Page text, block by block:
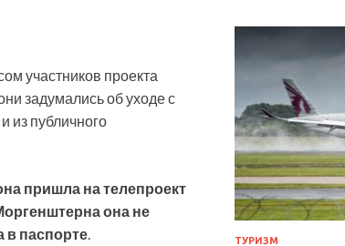
участников проекта
задумались об уходе с
из публичного
пришла на телепроект
она не
в паспорте. ТУРИЗМ